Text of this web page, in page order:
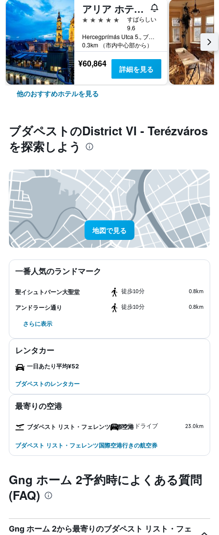
アリア ホテル ブダペスト バイ ライブラリー ホテル コレクション
5つ星
すばらしい
9.6
Hercegprímás Utca 5., ブダペスト, ハンガリー
0.3km （市内中心部から）
¥60,864 詳細を見る
他のおすすめホテルを見る
ブダペスト​のDistrict VI - Terézváros​
を探索しよう
地図で見る
一番人気のランドマーク
聖イシュトバーン大聖堂 ​徒歩10分 0.8km
アンドラーシ通り ​徒歩10分 0.8km
さらに表示
レンタカー
一日あたり平均¥52
ブダペストのレンタカー
最寄りの空港
ブダペスト リスト・フェレンツ国際空港35分 ドライブ 23.0km
ブダペスト リスト・フェレンツ国際空港行きの航空券
Gng ホーム 2予約時によくある質問
(FAQ)
Gng ホーム 2から最寄りのブダペスト リスト・フェ